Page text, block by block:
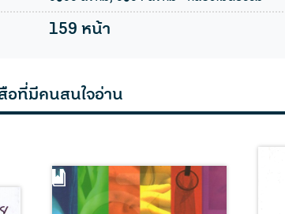
159 หน้า
อที่มีคนสนใจอ่าน